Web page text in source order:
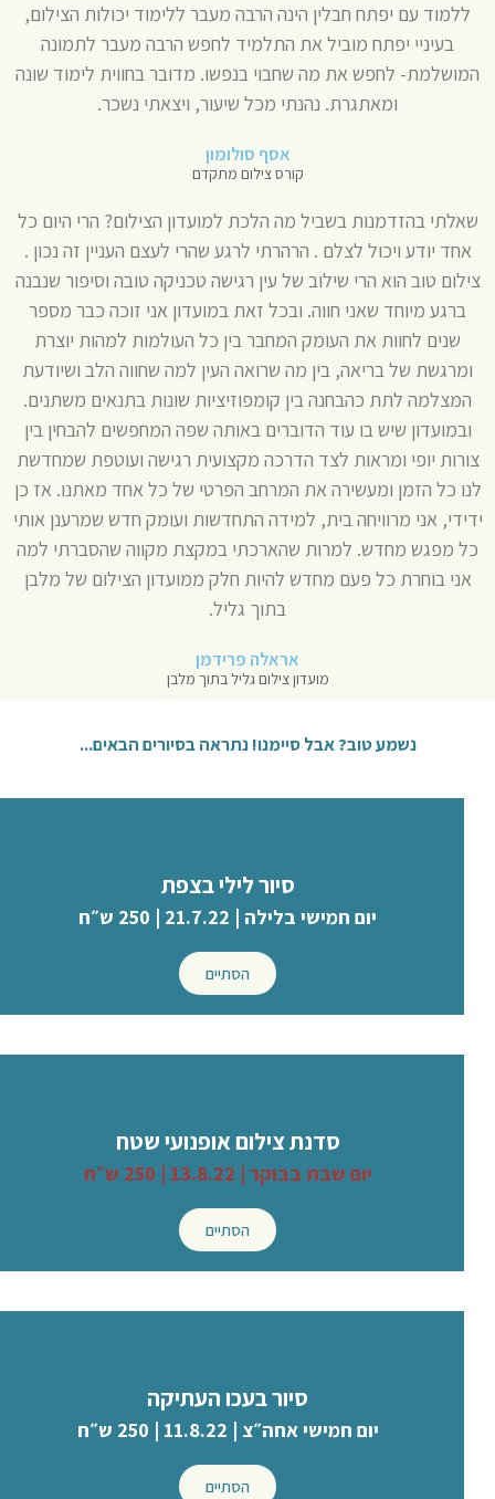
ללמוד עם יפתח חבלין הינה הרבה מעבר ללימוד יכולות הצילום,
בעיניי יפתח מוביל את התלמיד לחפש הרבה מעבר לתמונה
המושלמת- לחפש את מה שחבוי בנפשו. מדובר בחווית לימוד שונה
ומאתגרת. נהנתי מכל שיעור, ויצאתי נשכר.
אסף סולומון
קורס צילום מתקדם
שאלתי בהזדמנות בשביל מה הלכת למועדון הצילום? הרי היום כל
אחד יודע ויכול לצלם . הרהרתי לרגע שהרי לעצם העניין זה נכון .
צילום טוב הוא הרי שילוב של עין רגישה טכניקה טובה וסיפור שנבנה
ברגע מיוחד שאני חווה. ובכל זאת במועדון אני זוכה כבר מספר
שנים לחוות את העומק המחבר בין כל העולמות למהות יוצרת
ומרגשת של בריאה, בין מה שרואה העין למה שחווה הלב ושיודעת
המצלמה לתת כהבחנה בין קומפוזיציות שונות בתנאים משתנים.
ובמועדון שיש בו עוד הדוברים באותה שפה המחפשים להבחין בין
צורות יופי ומראות לצד הדרכה מקצועית רגישה ועוטפת שמחדשת
לנו כל הזמן ומעשירה את המרחב הפרטי של כל אחד מאתנו. אז כן
ידידי, אני מרוויחה בית, למידה התחדשות ועומק חדש שמרענן אותי
כל מפגש מחדש. למרות שהארכתי במקצת מקווה שהסברתי למה
אני בוחרת כל פעם מחדש להיות חלק ממועדון הצילום של מלבן
בתוך גליל.
אראלה פרידמן
מועדון צילום גליל בתוך מלבן
נשמע טוב? אבל סיימנו! נתראה בסיורים הבאים...
סיור לילי בצפת
יום חמישי בלילה | 21.7.22 | 250 ש״ח
הסתיים
סדנת צילום אופנועי שטח
יום שבת בבוקר | 13.8.22 | 250 ש״ח
הסתיים
סיור בעכו העתיקה
יום חמישי אחה״צ | 11.8.22 | 250 ש״ח
הסתיים